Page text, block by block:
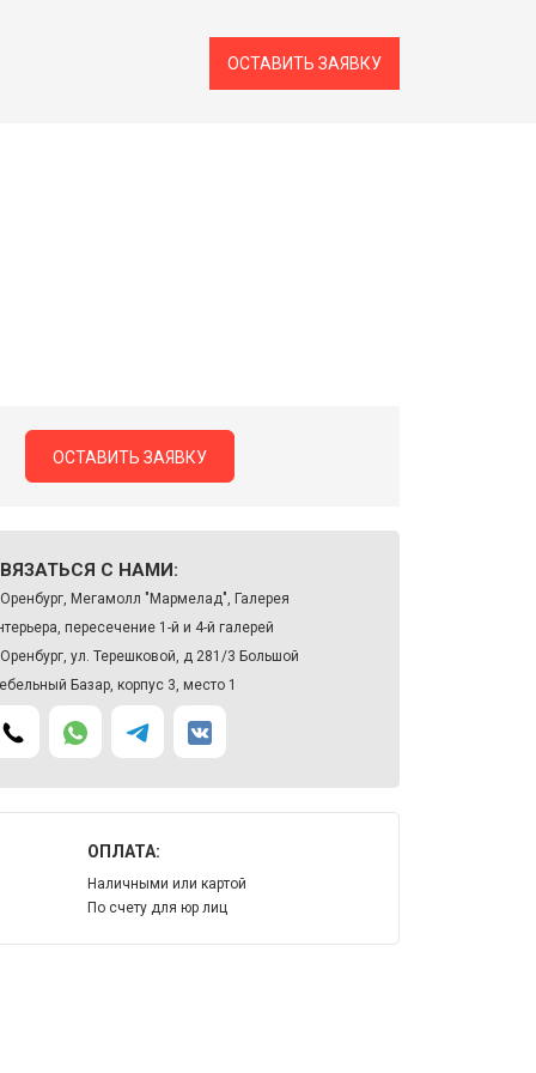
ОСТАВИТЬ ЗАЯВКУ
ОСТАВИТЬ ЗАЯВКУ
С НАМИ:
Оренбург, Мегамолл "Мармелад", Галерея
пересечение 1-й и 4-й галерей
Оренбург, ул. Терешковой, д 281/3 Большой
Базар, корпус 3, место 1
ОПЛАТА:
Наличными или картой
По счету для юр лиц